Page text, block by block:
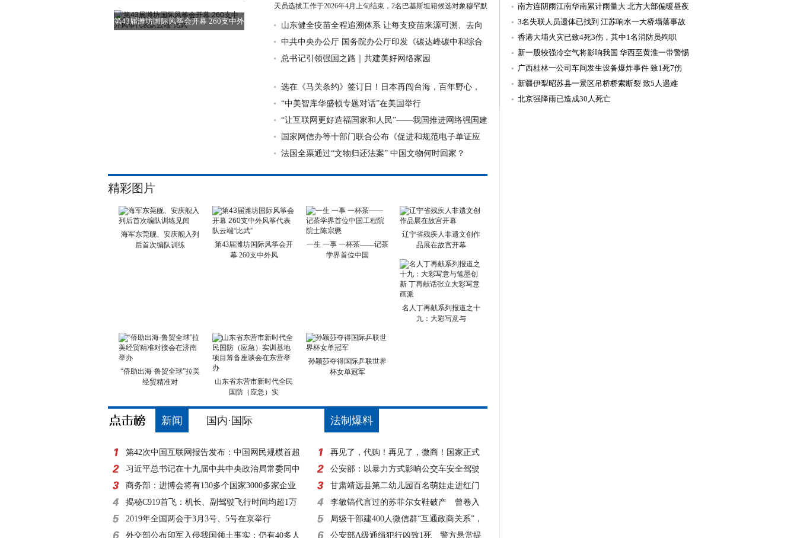
第43届潍坊国际风筝会开幕 260支中外
天员选拔工作于2026年4月上旬结束，2名巴基斯坦籍候选对象穆罕默
山东健全疫苗全程追溯体系 让每支疫苗来源可溯、去向
可追
中共中央办公厅 国务院办公厅印发《碳达峰碳中和综合
评价考核办
总书记引领强国之路｜共建美好网络家园
选在《马关条约》签订日！日本再闯台海，百年野心，
从未死心
“中美智库华盛顿专题对话”在美国举行
“让互联网更好造福国家和人民”——我国推进网络强国建
设助力
国家网信办等十部门联合公布《促进和规范电子单证应
用规定》
法国全票通过“文物归还法案” 中国文物何时回家？
精彩图片
海军东莞舰、安庆舰入列
后首次编队训练
第43届潍坊国际风筝会开
幕 260支中外风
一生 一事 一杯茶——记茶
学界首位中国
辽宁省残疾人非遗文创作
品展在故宫开幕
名人丁再献系列报道之十
九：大彩写意与
“侨助出海·鲁贸全球”拉美
经贸精准对
山东省东营市新时代全民
国防（应急）实
孙颖莎夺得国际乒联世界
杯女单冠军
新闻 国内·国际
第42次中国互联网报告发布：中国网民规模首超
8亿
习近平总书记在十九届中共中央政治局常委同中
外记者见面时的讲
商务部：进博会将有130多个国家3000多家企业
参展
揭秘C919首飞：机长、副驾驶飞行时间均超1万
小时
2019年全国两会于3月3号、5号在京举行
外交部公布印军入侵我国领土事实：仍有40多人
法制爆料
再见了，代购！再见了，微商！国家正式
出手，1月1日起实施！
公安部：以暴力方式影响公交车安全驾驶
一律立案侦查
甘肃靖远县第二幼儿园百名萌娃走进红门
零距离体验消防
李敏镐代言过的苏菲尔女鞋破产 曾卷入
超50起诉讼
局级干部建400人微信群“互通政商关系”，
该查！
公安部A级通缉犯行凶致1死 警方悬赏提
南方连阴雨江南华南累计雨量大 北方大部偏暖昼夜
温差显著
3名失联人员遗体已找到 江苏响水一大桥塌落事故
造成5人死亡
香港大埔火灾已致4死3伤，其中1名消防员殉职
新一股较强冷空气将影响我国 华西至黄淮一带警惕
持续降雨致灾
广西桂林一公司车间发生设备爆炸事件 致1死7伤
新疆伊犁昭苏县一景区吊桥桥索断裂 致5人遇难
北京强降雨已造成30人死亡